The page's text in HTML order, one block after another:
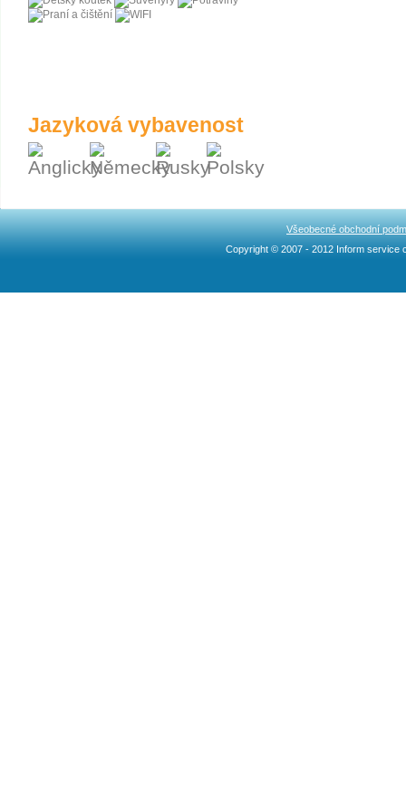
Jazyková vybavenost
Všeobecné obchodní
Copyright © 2007 - 2012 Inform service